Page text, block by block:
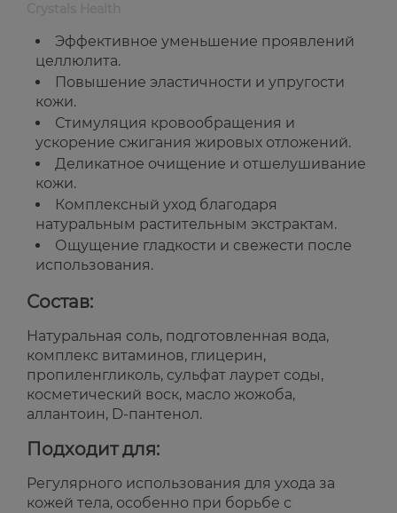
Эффективное уменьшение проявлений
целлюлита.
Повышение эластичности и упругости
кожи.
Стимуляция кровообращения и
ускорение сжигания жировых отложений.
Деликатное очищение и отшелушивание
кожи.
Комплексный уход благодаря
натуральным растительным экстрактам.
Ощущение гладкости и свежести после
использования.
Состав:
Натуральная соль, подготовленная вода,
комплекс витаминов, глицерин,
пропиленгликоль, сульфат лаурет соды,
косметический воск, масло жожоба,
аллантоин, D-пантенол.
Подходит для:
Регулярного использования для ухода за
кожей тела, особенно при борьбе с